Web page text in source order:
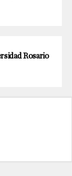
Rosario